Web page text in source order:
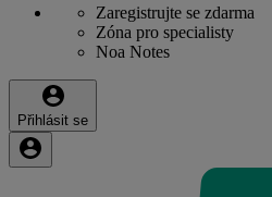
Zaregistrujte se zdarma
Zóna pro specialisty
Noa Notes
Přihlásit se